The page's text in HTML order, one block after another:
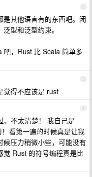
2
其他语言有的东西吧。闭
型和泛型约束。
吧，Rust 比 Scala 简单多
3
觉得不应该是 rust
4
、不太清楚！ 我自己是
看第一遍的时候真是让我
压力稍微小些，可能没有
觉 Rust 的符号编程真是比